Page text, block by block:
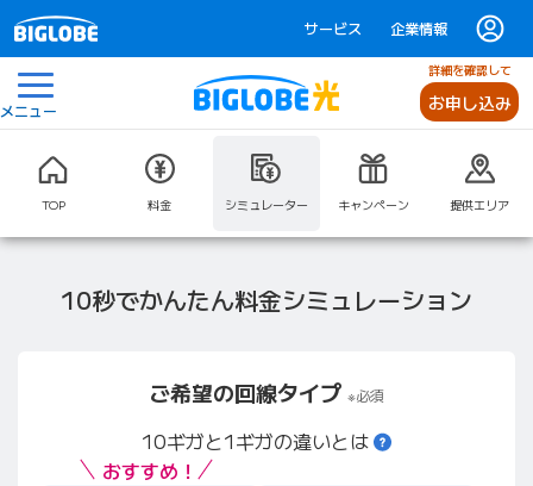
サービス 企業情報
メニュー
詳細を確認して
お申し込み
TOP 料金 シミュレーター キャンペーン 提供エリア
10秒でかんたん料金シミュレーション
ご希望の回線タイプ ※必須
10ギガと1ギガの違いとは10ギガと1ギガの
おすすめ！